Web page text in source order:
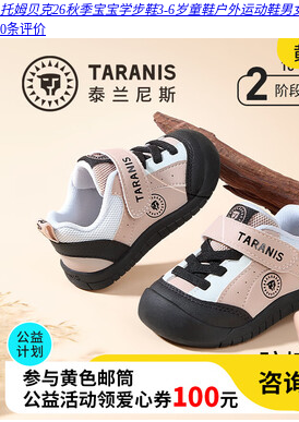
托姆贝克26秋季宝宝学步鞋3-6岁童鞋户外运动鞋男
0条评价